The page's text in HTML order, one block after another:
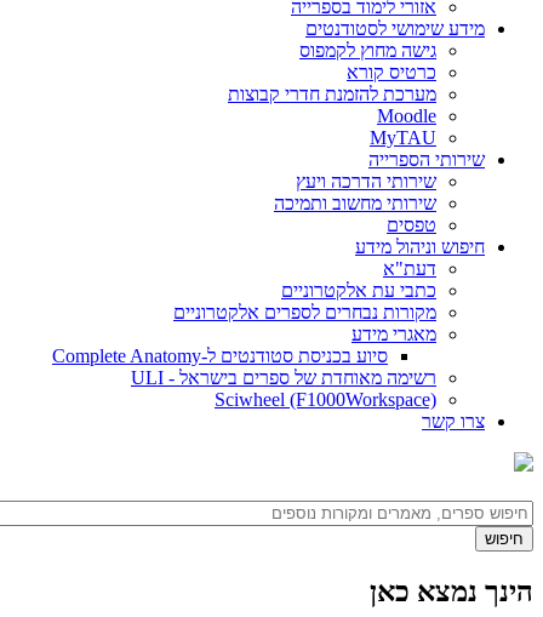
אזורי לימוד בספרייה
מידע שימושי לסטודנטים
גישה מחוץ לקמפוס
כרטיס קורא
מערכת להזמנת חדרי קבוצות
Moodle
MyTAU
שירותי הספרייה
שירותי הדרכה ויעץ
שירותי מחשוב ותמיכה
טפסים
חיפוש וניהול מידע
דעת"א
כתבי עת אלקטרוניים
מקורות נבחרים לספרים אלקטרוניים
מאגרי מידע
סיוע בכניסת סטודנטים ל-Complete Anatomy
רשימה מאוחדת של ספרים בישראל - ULI
Sciwheel (F1000Workspace)
צרו קשר
הינך נמצא כאן